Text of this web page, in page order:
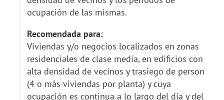
ocupación de las mismas.
Recomendada para:
Viviendas y/o negocios localizados en zonas
residenciales de clase media, en edificios con
alta densidad de vecinos y trasiego de personas
(4 o más viviendas por planta) y cuya
ocupación es continua a lo largo del día y del